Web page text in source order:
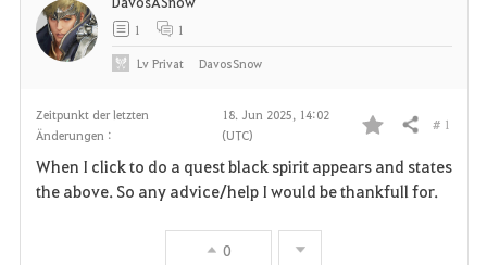
Zeitpunkt der letzten
Änderungen :
18. Jun 2025, 14:02
(UTC)
F
a
Teilen # 1
When I click to do a quest black spirit appears and states
the above. So any advice/help I would be thankfull for.
0
1 1
LvPrivat DavosSnow